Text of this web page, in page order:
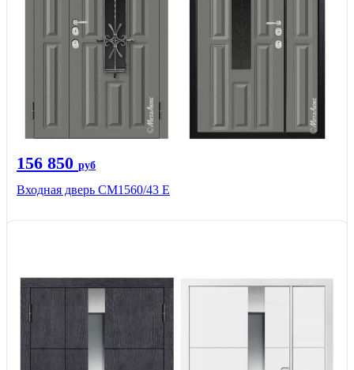
156 850 руб
Входная дверь СМ1560/43 Е